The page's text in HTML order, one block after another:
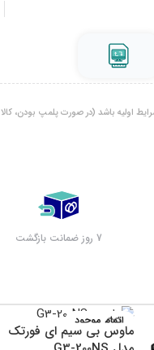
اولیه باشد (در صورت پلمپ بودن، کالا
7 روز ضمانت بازگشت
اتمام موجود
ی
ماوس بی سیم ای فورتک